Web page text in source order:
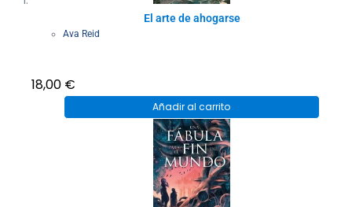
El arte de ahogarse
Ava Reid
18,00 €
Añadir al carrito